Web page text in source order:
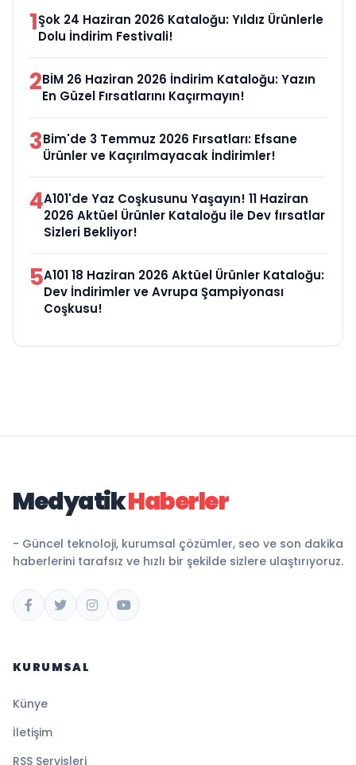
1Şok 24 Haziran 2026 Kataloğu: Yıldız Ürünlerle
Dolu İndirim Festivali!
2BİM 26 Haziran 2026 İndirim Kataloğu: Yazın
En Güzel Fırsatlarını Kaçırmayın!
3Bim'de 3 Temmuz 2026 Fırsatları: Efsane
Ürünler ve Kaçırılmayacak İndirimler!
4A101'de Yaz Coşkusunu Yaşayın! 11 Haziran
2026 Aktüel Ürünler Kataloğu ile Dev fırsatlar
Sizleri Bekliyor!
5A101 18 Haziran 2026 Aktüel Ürünler Kataloğu:
Dev İndirimler ve Avrupa Şampiyonası
Coşkusu!
MedyatikHaberler
- Güncel teknoloji, kurumsal çözümler, seo ve son dakika
haberlerini tarafsız ve hızlı bir şekilde sizlere ulaştırıyoruz.
KURUMSAL
Künye
İletişim
RSS Servisleri